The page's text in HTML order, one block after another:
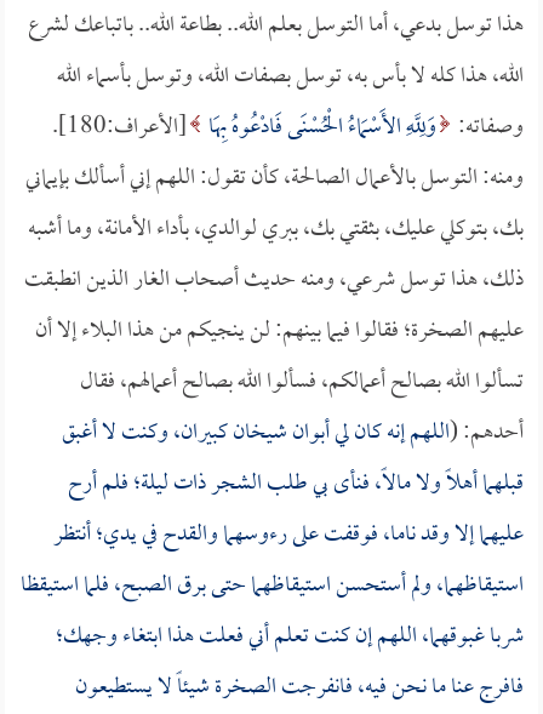
هذا توسل بدعي، أما التوسل بعلم الله.. بطاعة الله.. باتباعك لشرع
الله، هذا كله لا بأس به، توسل بصفات الله، وتوسل بأسماء الله
وصفاته: وَلِلَّهِ الأَسْمَاءُ الْحُسْنَى فَادْعُوهُ بِهَا [الأعراف:180].
ومنه: التوسل بالأعمال الصالحة، كأن تقول: اللهم إني أسألك بإيماني
بك، بتوكلي عليك، بثقتي بك، ببري لوالدي، بأداء الأمانة، وما أشبه
ذلك، هذا توسل شرعي، ومنه حديث أصحاب الغار الذين انطبقت
عليهم الصخرة؛ فقالوا فيما بينهم: لن ينجيكم من هذا البلاء إلا أن
تسألوا الله بصالح أعمالكم، فسألوا الله بصالح أعمالهم، فقال
أحدهم: (اللهم إنه كان لي أبوان شيخان كبيران، وكنت لا أغبق
قبلهما أهلاً ولا مالاً، فنأى بي طلب الشجر ذات ليلة؛ فلم أرح
عليهما إلا وقد ناما، فوقفت على رءوسهما والقدح في يدي؛ أنتظر
استيقاظهما، ولم أستحسن استيقاظهما حتى برق الصبح، فلما استيقظا
شربا غبوقهما، اللهم إن كنت تعلم أني فعلت هذا ابتغاء وجهك؛
فافرج عنا ما نحن فيه، فانفرجت الصخرة شيئاً لا يستطيعون